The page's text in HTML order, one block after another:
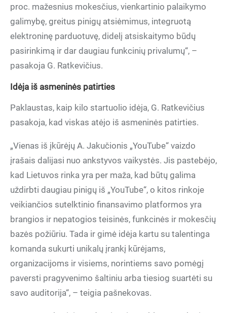
proc. mažesnius mokesčius, vienkartinio palaikymo
galimybę, greitus pinigų atsiėmimus, integruotą
elektroninę parduotuvę, didelį atsiskaitymo būdų
pasirinkimą ir dar daugiau funkcinių privalumų“, –
pasakoja G. Ratkevičius.
Idėja iš asmeninės patirties
Paklaustas, kaip kilo startuolio idėja, G. Ratkevičius
pasakoja, kad viskas atėjo iš asmeninės patirties.
„Vienas iš įkūrėjų A. Jakučionis „YouTube“ vaizdo
įrašais dalijasi nuo ankstyvos vaikystės. Jis pastebėjo,
kad Lietuvos rinka yra per maža, kad būtų galima
uždirbti daugiau pinigų iš „YouTube“, o kitos rinkoje
veikiančios sutelktinio finansavimo platformos yra
brangios ir nepatogios teisinės, funkcinės ir mokesčių
bazės požiūriu. Tada ir gimė idėja kartu su talentinga
komanda sukurti unikalų įrankį kūrėjams,
organizacijoms ir visiems, norintiems savo pomėgį
paversti pragyvenimo šaltiniu arba tiesiog suartėti su
savo auditorija“, – teigia pašnekovas.